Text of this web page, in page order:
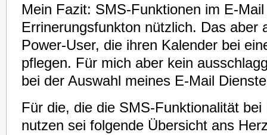
Mein Fazit: SMS-Funktionen im E-
Errinerungsfunkton nützlich. Das aber
Power-User, die ihren Kalender bei
pflegen. Für mich aber kein
bei der Auswahl meines E-Mail
Für die, die die SMS-Funktionalität bei
nutzen sei folgende Übersicht ans